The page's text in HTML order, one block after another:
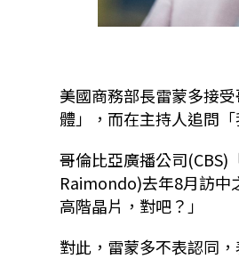
美國商務部長雷蒙多接
體」，而在主持人追問
哥倫比亞廣播公司
Raimondo)去年8月訪中
高階晶片，對吧？」
對此，雷蒙多不表認同